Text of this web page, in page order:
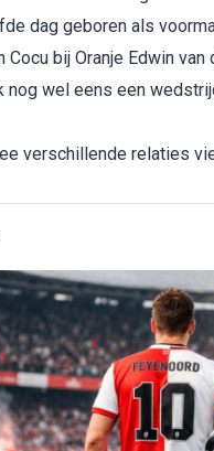
dag geboren als
Cocu bij Oranje Edwin van
nog wel eens een
verschillende relaties